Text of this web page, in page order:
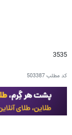
3535
کد مطلب503387